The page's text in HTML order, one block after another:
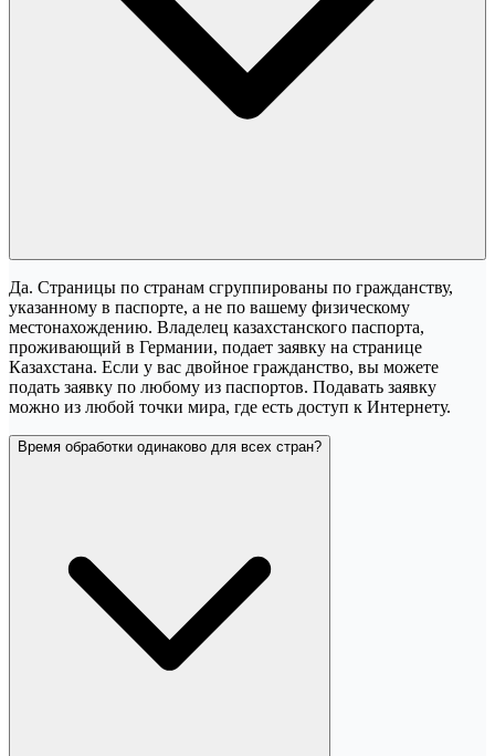
Да. Страницы по странам сгруппированы по гражданству,
указанному в паспорте, а не по вашему физическому
местонахождению. Владелец казахстанского паспорта,
проживающий в Германии, подает заявку на странице
Казахстана. Если у вас двойное гражданство, вы можете
подать заявку по любому из паспортов. Подавать заявку
можно из любой точки мира, где есть доступ к Интернету.
Время обработки одинаково для всех стран?